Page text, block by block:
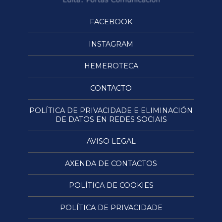
FACEBOOK
INSTAGRAM
HEMEROTECA
CONTACTO
POLÍTICA DE PRIVACIDADE E ELIMINACIÓN
DE DATOS EN REDES SOCIAIS
AVISO LEGAL
AXENDA DE CONTACTOS
POLÍTICA DE COOKIES
POLÍTICA DE PRIVACIDADE